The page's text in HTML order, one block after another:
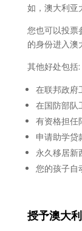
如，澳大利亚
您也可以投票
的身份进入澳
其他好处包括:
在联邦政府
在国防部队
有资格担任
申请助学贷
永久移居新
您的孩子自
授予澳大利